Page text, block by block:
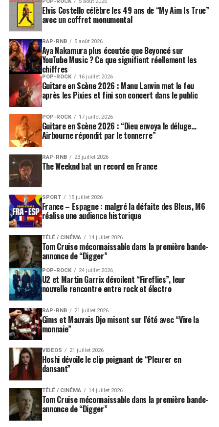
Elvis Costello célèbre les 49 ans de “My Aim Is True”
avec un coffret monumental
RAP-RNB 5 août 2026
Aya Nakamura plus écoutée que Beyoncé sur
YouTube Music ? Ce que signifient réellement les
chiffres
POP-ROCK 16 juillet 2026
Guitare en Scène 2026 : Manu Lanvin met le feu
après les Pixies et fini son concert dans le public
POP-ROCK 17 juillet 2026
Guitare en Scène 2026 : “Dieu envoya le déluge…
Airbourne répondit par le tonnerre”
RAP-RNB 23 juillet 2026
The Weeknd bat un record en France
SPORT 15 juillet 2026
France – Espagne : malgré la défaite des Bleus, M6
réalise une audience historique
TÉLÉ / CINÉMA 14 juillet 2026
Tom Cruise méconnaissable dans la première bande-
annonce de “Digger”
POP-ROCK 24 juillet 2026
U2 et Martin Garrix dévoilent “Fireflies”, leur
nouvelle rencontre entre rock et électro
RAP-RNB 21 juillet 2026
Gims et Mauvais Djo misent sur l’été avec “Vive la
monnaie”
VIDEOS 21 juillet 2026
Hoshi dévoile le clip poignant de “Pleurer en
dansant”
TÉLÉ / CINÉMA 14 juillet 2026
Tom Cruise méconnaissable dans la première bande-
annonce de “Digger”